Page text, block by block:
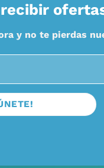
y no te pierdas